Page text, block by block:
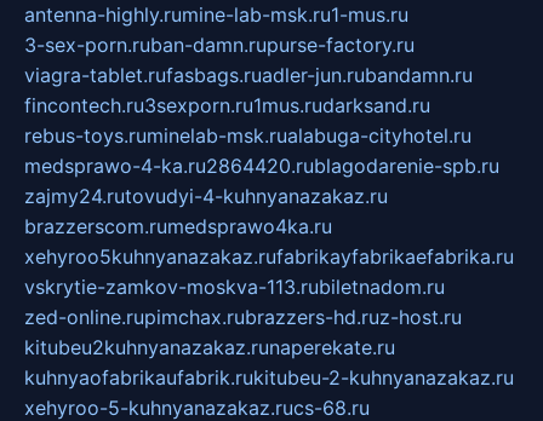
antenna-highly.rumine-lab-msk.ru1-mus.ru
3-sex-porn.ruban-damn.rupurse-factory.ru
viagra-tablet.rufasbags.ruadler-jun.rubandamn.ru
fincontech.ru3sexporn.ru1mus.rudarksand.ru
rebus-toys.ruminelab-msk.rualabuga-cityhotel.ru
medsprawo-4-ka.ru2864420.rublagodarenie-spb.ru
zajmy24.rutovudyi-4-kuhnyanazakaz.ru
brazzerscom.rumedsprawo4ka.ru
xehyroo5kuhnyanazakaz.rufabrikayfabrikaefabrika.ru
vskrytie-zamkov-moskva-113.rubiletnadom.ru
zed-online.rupimchax.rubrazzers-hd.ruz-host.ru
kitubeu2kuhnyanazakaz.runaperekate.ru
kuhnyaofabrikaufabrik.rukitubeu-2-kuhnyanazakaz.ru
xehyroo-5-kuhnyanazakaz.rucs-68.ru